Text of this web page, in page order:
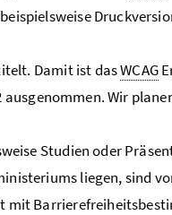
Damit ist dasWCAG
ausgenommen. Wir
Studien oder
liegen, sind
mit